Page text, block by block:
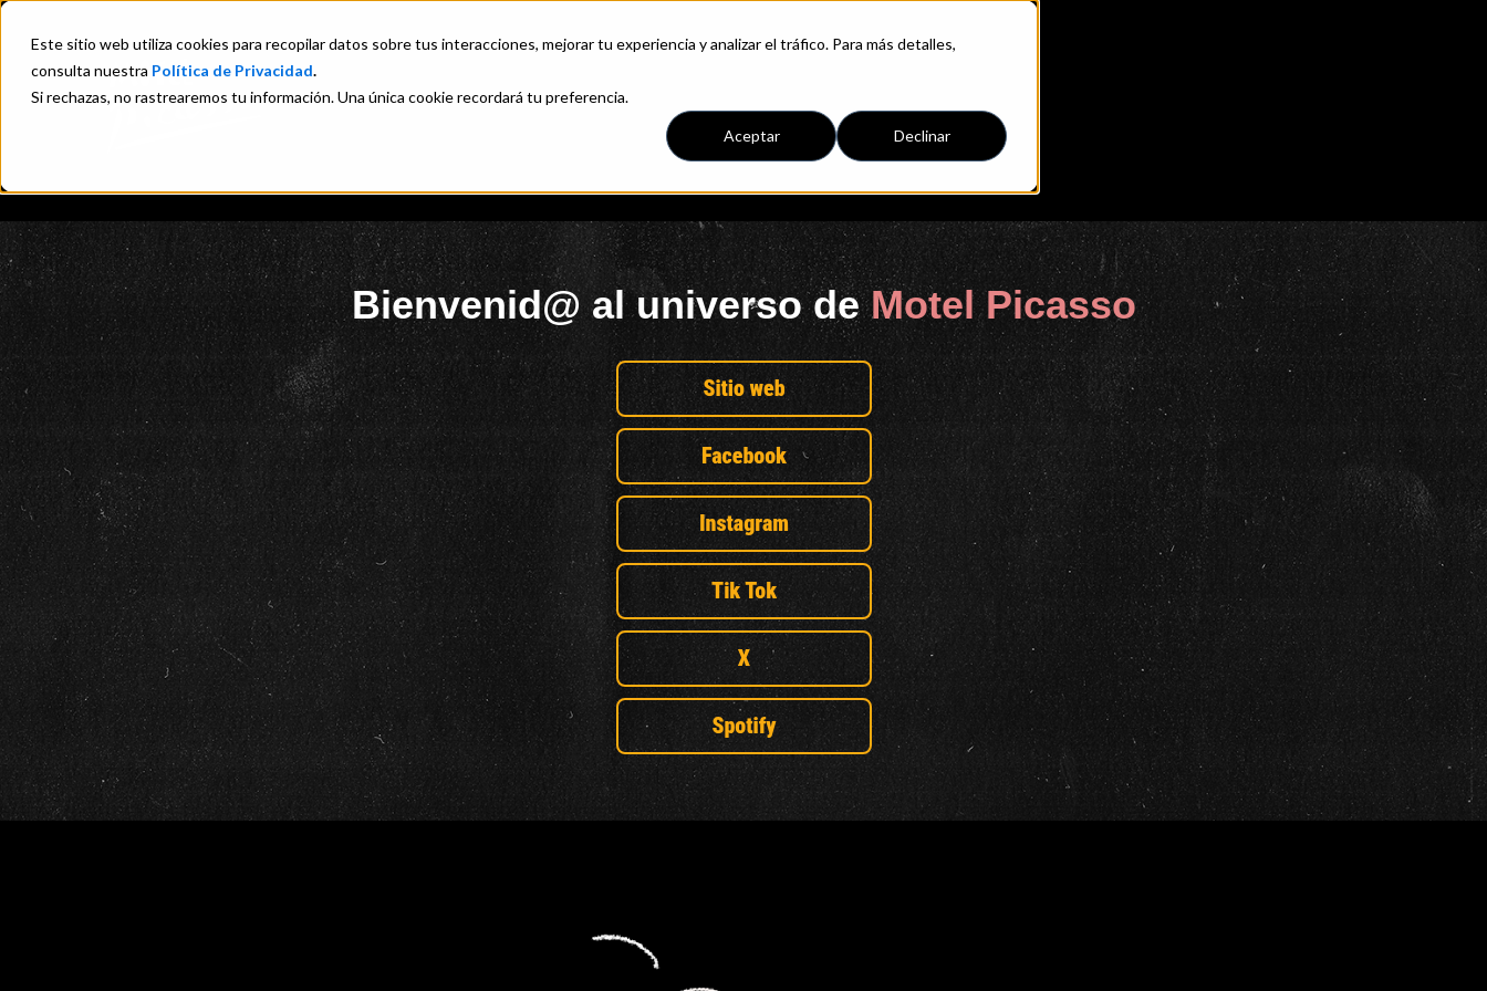
Este sitio web utiliza cookies para recopilar datos sobre tus interacciones, mejorar tu experiencia y analizar el tráfico. Para más detalles,
consulta nuestra Política de Privacidad.
Si rechazas, no rastrearemos tu información. Una única cookie recordará tu preferencia.
Aceptar Declinar
Bienvenid@ al universo deMotel Picasso